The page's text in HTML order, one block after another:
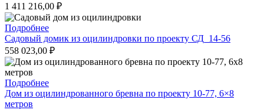
1 411 216,00 ₽
Подробнее
Садовый домик из оцилиндровки по проекту СД_14-56
558 023,00 ₽
Подробнее
Дом из оцилиндрованного бревна по проекту 10-77, 6×8
метров